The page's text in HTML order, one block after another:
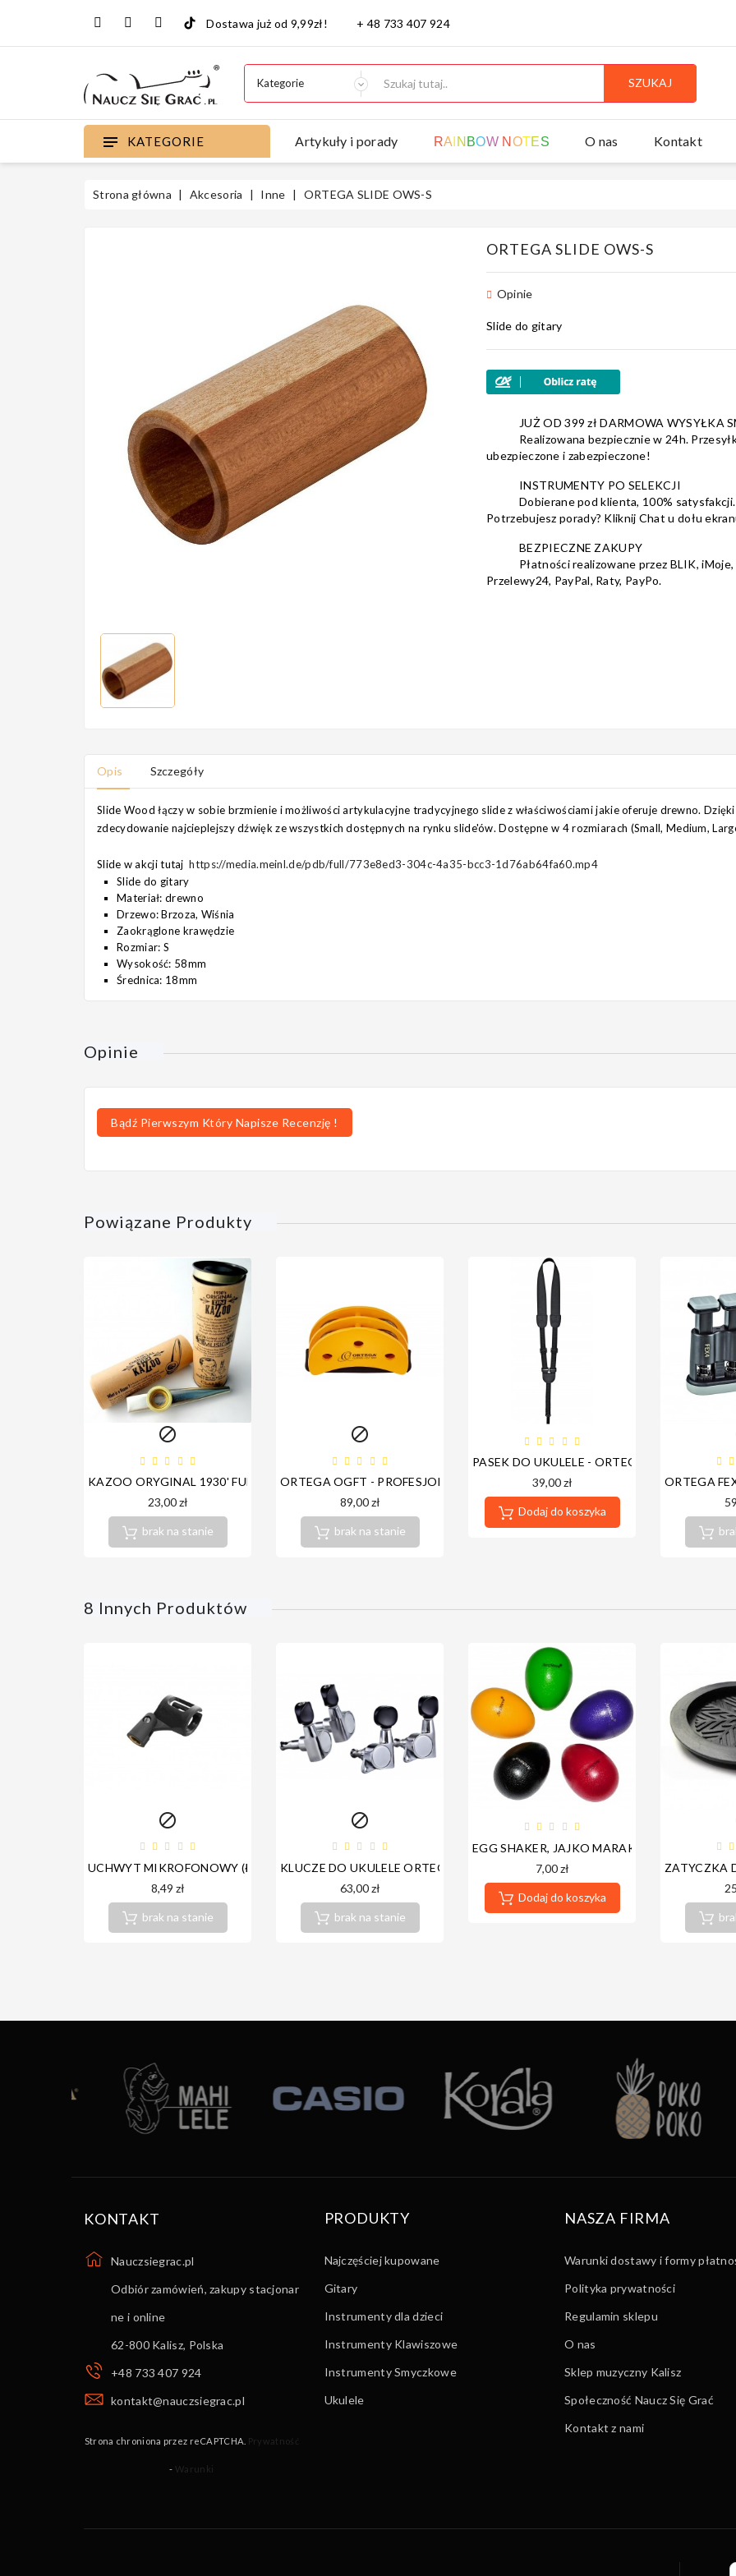
Dostawa już od 9,99zł! + 48 733 407 924
SZUKAJ
KATEGORIE Artykuły i porady RA N BOW N OTES O nas Kontakt
Strona główna Akcesoria Inne ORTEGA SLIDE OWS-S
ORTEGA SLIDE OWS-S
Opinie
Slide do gitary
JUŻ OD 399 zł DARMOWA WYSYŁKA
Realizowana bezpiecznie w 24h.
ubezpieczone i zabezpieczone!
INSTRUMENTY PO SELEKCJI
Dobierane pod klienta, 100% satysfakcji.
Potrzebujesz porady? Kliknij Chat u dołu
BEZPIECZNE ZAKUPY
Płatności realizowane przez BLIK, iMoje,
Przelewy24, PayPal, Raty, PayPo.
Opis Szczegóły
Slide Wood łączy w sobie brzmienie i możliwości artykulacyjne tradycyjnego slide z właściwościami jakie oferuje drewno.
zdecydowanie najcieplejszy dźwięk ze wszystkich dostępnych na rynku slide'ów. Dostępne w 4 rozmiarach (Small, Medium,
Slide w akcji tutajhttps://media.meinl.de/pdb/full/773e8ed3-304c-4a35-bcc3-1d76ab64fa60.mp4
Slide do gitary
Materiał: drewno
Drzewo: Brzoza, Wiśnia
Zaokrąglone krawędzie
Rozmiar: S
Wysokość: 58mm
Średnica: 18mm
Opinie
Bądź Pierwszym Który Napisze Recenzję !
Powiązane Produkty

KAZOO ORYGINAL 1930' FULL METAL - PROFESJONALNA SERIA
23,00 zł
brak na stanie

ORTEGA OGFT - PROFESJONALNY TAMBURYN NA STOPĘ
89,00 zł
brak na stanie
PASEK DO UKULELE - ORTEGA OUSHK-BK
39,00 zł
Dodaj do koszyka
ORTEGA
8 Innych Produktów

UCHWYT MIKROFONOWY (ŁÓDKA) GATT-AUDIO GMH-6
8,49 zł
brak na stanie

KLUCZE DO UKULELE ORTEGA OTMUKSTD-CR
63,00 zł
brak na stanie
EGG SHAKER, JAJKO MARAKAS,
7,00 zł
Dodaj do koszyka
ZATYCZKA
KONTAKT
Nauczsiegrac.pl
Odbiór zamówień, zakupy stacjonar
ne i online
62-800 Kalisz, Polska
+48 733 407 924
kontakt@nauczsiegrac.pl
Strona chroniona przez reCAPTCHA. Prywatność
- Warunki
PRODUKTY
Najczęściej kupowane
Gitary
Instrumenty dla dzieci
Instrumenty Klawiszowe
Instrumenty Smyczkowe
Ukulele
NASZA FIRMA
Warunki dostawy i formy
Polityka prywatności
Regulamin sklepu
O nas
Sklep muzyczny Kalisz
Społeczność Naucz Się Grać
Kontakt z nami